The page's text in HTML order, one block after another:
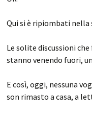
Qui si è ripiombati nella
Le solite discussioni
stanno venendo fuori,
E così, oggi, nessuna
son rimasto a casa, a